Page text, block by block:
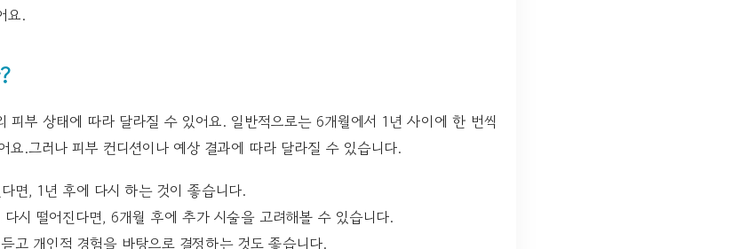
요.
피부 상태에 따라 달라질 수 있어요. 일반적으로는 6개월에서 1년 사이에 한 번씩
요.그러나 피부 컨디션이나 예상 결과에 따라 달라질 수 있습니다.
면, 1년 후에 다시 하는 것이 좋습니다.
시 떨어진다면, 6개월 후에 추가 시술을 고려해볼 수 있습니다.
고 개인적 경험을 바탕으로 결정하는 것도 좋습니다.